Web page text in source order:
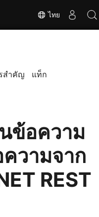
ไทย
สำคัญ แท็ก
ข้อความ
วามจาก
REST